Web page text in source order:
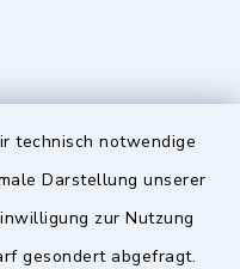
technisch notwendige
Darstellung unserer
zur Nutzung
gesondert abgefragt.